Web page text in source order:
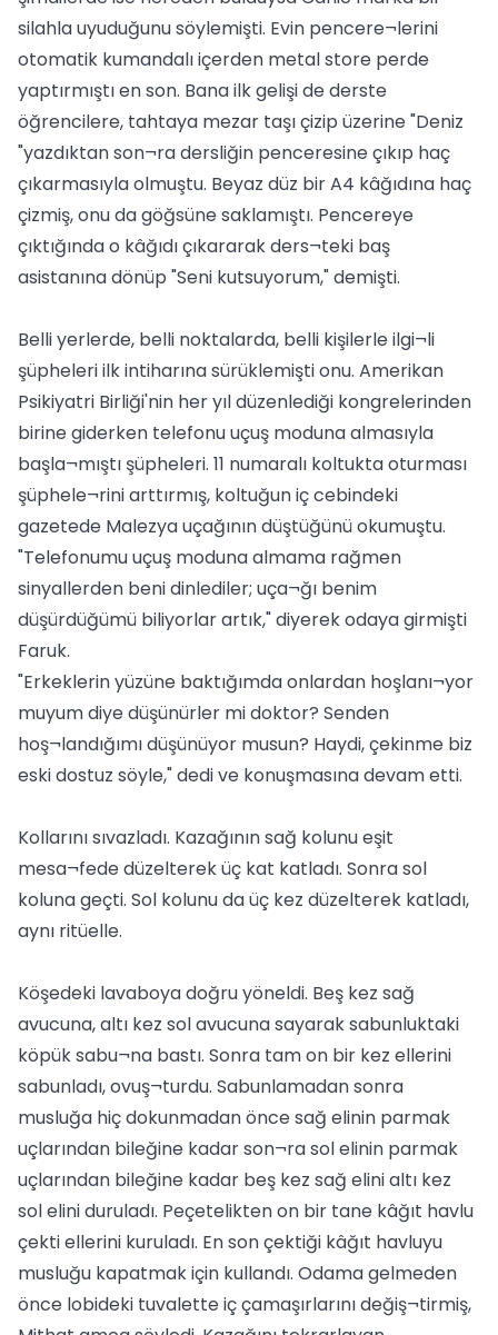
silahla uyuduğunu söylemişti. Evin pencere¬lerini
otomatik kumandalı içerden metal store perde
yaptırmıştı en son. Bana ilk gelişi de derste
öğrencilere, tahtaya mezar taşı çizip üzerine "Deniz
"yazdıktan son¬ra dersliğin penceresine çıkıp haç
çıkarmasıyla olmuştu. Beyaz düz bir A4 kâğıdına haç
çizmiş, onu da göğsüne saklamıştı. Pencereye
çıktığında o kâğıdı çıkararak ders¬teki baş
asistanına dönüp "Seni kutsuyorum," demişti.
Belli yerlerde, belli noktalarda, belli kişilerle ilgi¬li
şüpheleri ilk intiharına sürüklemişti onu. Amerikan
Psikiyatri Birliği'nin her yıl düzenlediği kongrelerinden
birine giderken telefonu uçuş moduna almasıyla
başla¬mıştı şüpheleri. 11 numaralı koltukta oturması
şüphele¬rini arttırmış, koltuğun iç cebindeki
gazetede Malezya uçağının düştüğünü okumuştu.
"Telefonumu uçuş moduna almama rağmen
sinyallerden beni dinlediler; uça¬ğı benim
düşürdüğümü biliyorlar artık," diyerek odaya girmişti
Faruk.
"Erkeklerin yüzüne baktığımda onlardan hoşlanı¬yor
muyum diye düşünürler mi doktor? Senden
hoş¬landığımı düşünüyor musun? Haydi, çekinme biz
eski dostuz söyle," dedi ve konuşmasına devam etti.
Kollarını sıvazladı. Kazağının sağ kolunu eşit
mesa¬fede düzelterek üç kat katladı. Sonra sol
koluna geçti. Sol kolunu da üç kez düzelterek katladı,
aynı ritüelle.
Köşedeki lavaboya doğru yöneldi. Beş kez sağ
avucuna, altı kez sol avucuna sayarak sabunluktaki
köpük sabu¬na bastı. Sonra tam on bir kez ellerini
sabunladı, ovuş¬turdu. Sabunlamadan sonra
musluğa hiç dokunmadan önce sağ elinin parmak
uçlarından bileğine kadar son¬ra sol elinin parmak
uçlarından bileğine kadar beş kez sağ elini altı kez
sol elini duruladı. Peçetelikten on bir tane kâğıt havlu
çekti ellerini kuruladı. En son çektiği kâğıt havluyu
musluğu kapatmak için kullandı. Odama gelmeden
önce lobideki tuvalette iç çamaşırlarını değiş¬tirmiş,